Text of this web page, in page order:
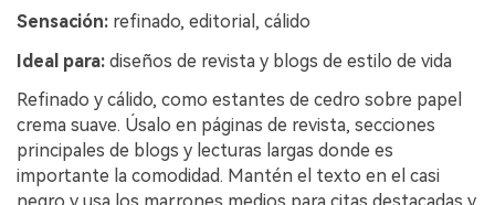
Sensación: refinado, editorial, cálido
Ideal para: diseños de revista y blogs de estilo de vida
Refinado y cálido, como estantes de cedro sobre papel
crema suave. Úsalo en páginas de revista, secciones
principales de blogs y lecturas largas donde es
importante la comodidad. Mantén el texto en el casi